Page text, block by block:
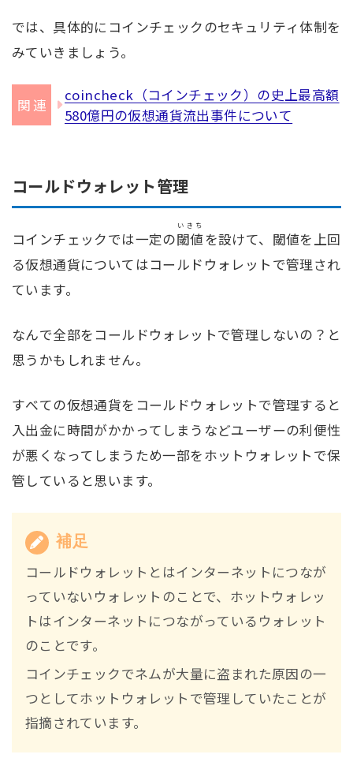
では、具体的にコインチェックのセキュリティ体制を
みていきましょう。
coincheck（コインチェック）の史上最高額
580億円の仮想通貨流出事件について
コールドウォレット管理
コインチェックでは一定の閾値
いきち
を設けて、閾値を上回
る仮想通貨についてはコールドウォレットで管理され
ています。
なんで全部をコールドウォレットで管理しないの？と
思うかもしれません。
すべての仮想通貨をコールドウォレットで管理すると
入出金に時間がかかってしまうなどユーザーの利便性
が悪くなってしまうため一部をホットウォレットで保
管していると思います。
補足
コールドウォレットとはインターネットにつなが
っていないウォレットのことで、ホットウォレッ
トはインターネットにつながっているウォレット
のことです。
コインチェックでネムが大量に盗まれた原因の一
つとしてホットウォレットで管理していたことが
指摘されています。